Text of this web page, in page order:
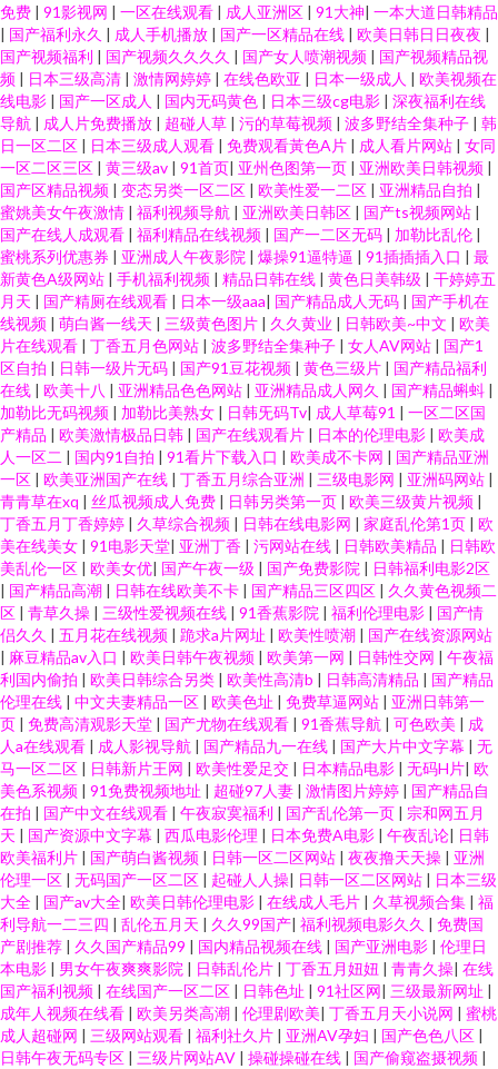
免费 | 91影视网 | 一区在线观看 | 成人亚洲区 | 91大神| 一本大道日韩精品
| 国产福利永久 | 成人手机播放 | 国产一区精品在线 | 欧美日韩日日夜夜 |
国产视频福利 | 国产视频久久久久 | 国产女人喷潮视频 | 国产视频精品视
频 | 日本三级高清 | 激情网婷婷 | 在线色欧亚 | 日本一级成人 | 欧美视频在
线电影 | 国产一区成人 | 国内无码黄色 | 日本三级cg电影 | 深夜福利在线
导航 | 成人片免费播放 | 超碰人草 | 污的草莓视频 | 波多野结全集种子 | 韩
日一区二区 | 日本三级成人观看 | 免费观看黃色A片 | 成人看片网站 | 女同
一区二区三区 | 黄三级av | 91首页| 亚州色图第一页 | 亚洲欧美日韩视频 |
国产区精品视频 | 变态另类一区二区 | 欧美性爱一二区 | 亚洲精品自拍 |
蜜姚美女午夜激情 | 福利视频导航 | 亚洲欧美日韩区 | 国产ts视频网站 |
国产在线人成观看 | 福利精品在线视频 | 国产一二区无码 | 加勒比乱伦 |
蜜桃系列优惠券 | 亚洲成人午夜影院 | 爆操91逼特逼 | 91插插插入口 | 最
新黄色A级网站 | 手机福利视频 | 精品日韩在线 | 黄色日美韩级 | 干婷婷五
月天 | 国产精厕在线观看 | 日本一级aaa| 国产精品成人无码 | 国产手机在
线视频 | 萌白酱一线天 | 三级黄色图片 | 久久黄业 | 日韩欧美~中文 | 欧美
片在线观看 | 丁香五月色网站 | 波多野结全集种子 | 女人AV网站 | 国产1
区自拍 | 日韩一级片无码 | 国产91豆花视频 | 黄色三级片 | 国产精品福利
在线 | 欧美十八 | 亚洲精品色色网站 | 亚洲精品成人网久 | 国产精品蝌蚪 |
加勒比无码视频 | 加勒比美熟女 | 日韩旡码Tv| 成人草莓91 | 一区二区国
产精品 | 欧美激情极品日韩 | 国产在线观看片 | 日本的伦理电影 | 欧美成
人一区二 | 国内91自拍 | 91看片下载入口 | 欧美成不卡网 | 国产精品亚洲
一区 | 欧美亚洲国产在线 | 丁香五月综合亚洲 | 三级电影网 | 亚洲码网站 |
青青草在xq | 丝瓜视频成人免费 | 日韩另类第一页 | 欧美三级黄片视频 |
丁香五月丁香婷婷 | 久草综合视频 | 日韩在线电影网 | 家庭乱伦第1页 | 欧
美在线美女 | 91电影天堂| 亚洲丁香 | 污网站在线 | 日韩欧美精品 | 日韩欧
美乱伦一区 | 欧美女优| 国产午夜一级 | 国产免费影院 | 日韩福利电影2区
| 国产精品高潮 | 日韩在线欧美不卡 | 国产精品三区四区 | 久久黄色视频二
区 | 青草久操 | 三级性爱视频在线 | 91香蕉影院 | 福利伦理电影 | 国产情
侣久久 | 五月花在线视频 | 跪求a片网址 | 欧美性喷潮 | 国产在线资源网站
| 麻豆精品av入口 | 欧美日韩午夜视频 | 欧美第一网 | 日韩性交网 | 午夜福
利国内偷拍 | 欧美日韩综合另类 | 欧美性高清b | 日韩高清精品 | 国产精品
伦理在线 | 中文夫妻精品一区 | 欧美色址 | 免费草逼网站 | 亚洲日韩第一
页 | 免费高清观影天堂 | 国产尤物在线观看 | 91香蕉导航 | 可色欧美 | 成
人a在线观看 | 成人影视导航 | 国产精品九一在线 | 国产大片中文字幕 | 无
马一区二区 | 日韩新片王网 | 欧美性爱足交 | 日本精品电影 | 无码H片| 欧
美色系视频 | 91免费视频地址 | 超碰97人妻 | 激情图片婷婷 | 国产精品自
在拍 | 国产中文在线观看 | 午夜寂寞福利 | 国产乱伦第一页 | 宗和网五月
天 | 国产资源中文字幕 | 西瓜电影伦理 | 日本免费A电影 | 午夜乱论| 日韩
欧美福利片 | 国产萌白酱视频 | 日韩一区二区网站 | 夜夜撸天天操 | 亚洲
伦理一区 | 无码国产一区二区 | 起碰人人操| 日韩一区二区网站 | 日本三级
大全 | 国产av大全| 欧美日韩伦理电影 | 在线成人毛片 | 久草视频合集 | 福
利导航一二三四 | 乱伦五月天 | 久久99国产| 福利视频电影久久 | 免费国
产剧推荐 | 久久国产精品99 | 国内精品视频在线 | 国产亚洲电影 | 伦理日
本电影 | 男女午夜爽爽影院 | 日韩乱伦片 | 丁香五月妞妞 | 青青久操| 在线
国产福利视频 | 在线国产一区二区 | 日韩色址 | 91社区网| 三级最新网址 |
成年人视频在线看 | 欧美另类高潮 | 伦理剧欧美| 丁香五月天小说网 | 蜜桃
成人超碰网 | 三级网站观看 | 福利社久片 | 亚洲AV孕妇 | 国产色色八区 |
日韩午夜无码专区 | 三级片网站AV | 操碰操碰在线 | 国产偷窥盗摄视频 |